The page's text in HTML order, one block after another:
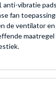
vibratie
fan
de ventilator